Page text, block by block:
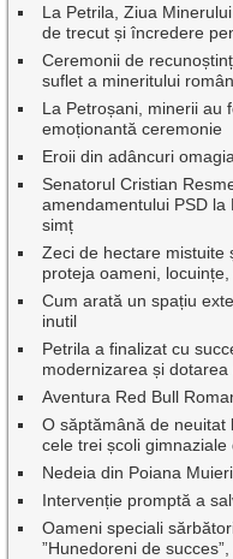
La Petrila, Ziua
de trecut și încredere
Ceremonii de
suflet a mineritului
La Petroșani, minerii au
emoționantă ceremonie
Eroii din adâncuri
Senatorul Cristian
amendamentului PSD
simț
Zeci de hectare mistuite
proteja oameni,
Cum arată un spațiu
inutil
Petrila a finalizat cu
modernizarea și
Aventura Red Bull
O săptămână de neuitat
cele trei școli
Nedeia din Poiana
Intervenție promptă a
Oameni speciali
”Hunedoreni de